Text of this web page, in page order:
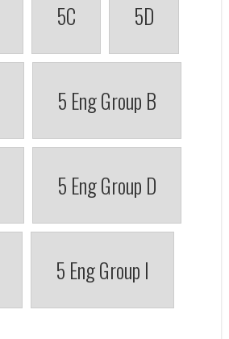
5C 5D
5 Eng Group B
5 Eng Group D
5 Eng Group I